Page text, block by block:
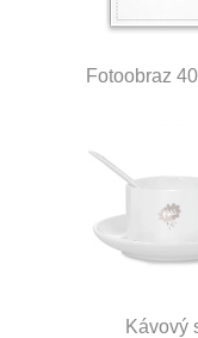
Fotoobraz
Kávový